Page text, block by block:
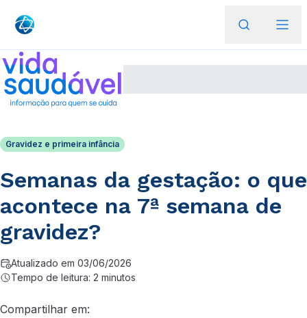
Gravidez e primeira infância
Semanas da gestação: o que
acontece na 7ª semana de
gravidez?
Atualizado em 03/06/2026
Tempo de leitura: 2 minutos
Compartilhar em: